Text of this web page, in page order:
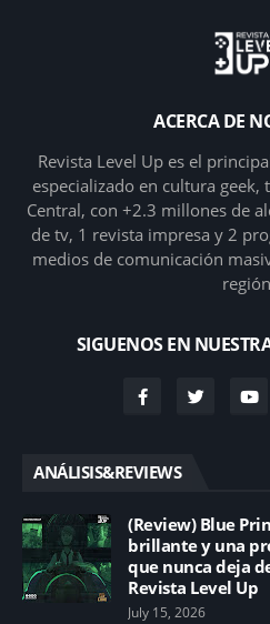
ACERCA DE
Revista Level Up es el
especializado en cultura geek,
Central, con +2.3 millones de
de tv, 1 revista impresa y 2
medios de comunicación
SIGUENOS EN
ANÁLISIS&REVIEWS
(Review) Blue
brillante y una
que nunca deja
Revista Level Up
July 15, 2026